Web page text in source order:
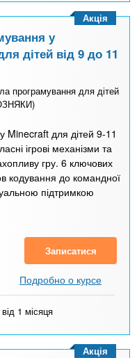
у
дітей від 9 до 11
програмування для дітей
Minecraft для дітей 9-11
ігрові механізми та
гру. 6 ключових
кодування до командної
підтримкою
Акція
Записатися
Подробно о курсе
від 1 місяця
Акція